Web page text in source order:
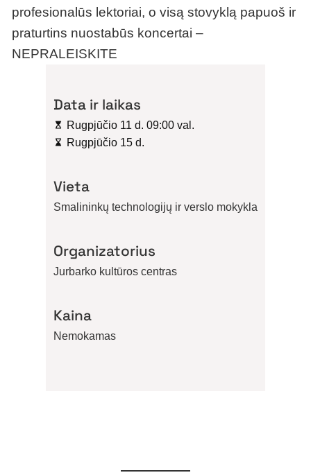
profesionalūs lektoriai, o visą stovyklą papuoš ir
praturtins nuostabūs koncertai –
NEPRALEISKITE
Data ir laikas
Rugpjūčio 11 d. 09:00 val.
Rugpjūčio 15 d.
Vieta
Smalininkų technologijų ir verslo mokykla
Organizatorius
Jurbarko kultūros centras
Kaina
Nemokamas